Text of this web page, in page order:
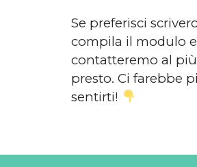
Se preferisci
compila il modulo
contatteremo al più
presto. Ci farebbe
sentirti!